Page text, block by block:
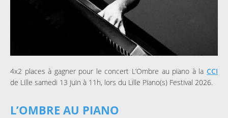
4x2 places à gagner pour le concert L’Ombre au piano à la CCI
de Lille samedi 13 juin à 11h, lors du Lille Piano(s) Festival 2026.
L’OMBRE AU PIANO